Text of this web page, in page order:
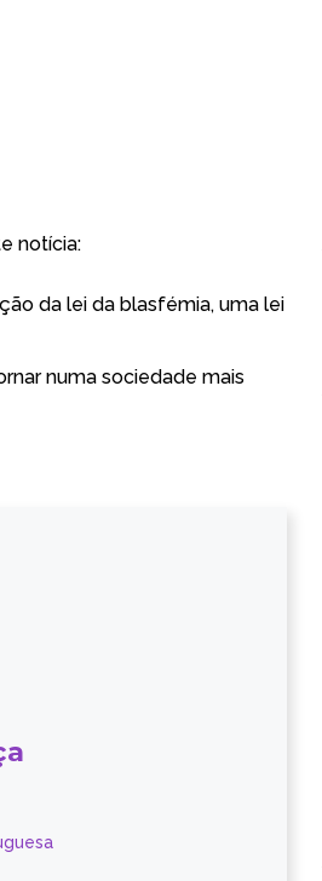
notícia:
da lei da blasfémia, uma lei
numa sociedade mais